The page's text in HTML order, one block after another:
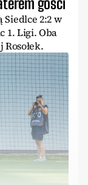
Siedlce 2:2 w
1. Ligi. Oba